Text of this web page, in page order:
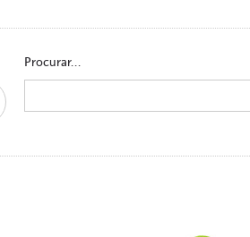
Procurar...
Search